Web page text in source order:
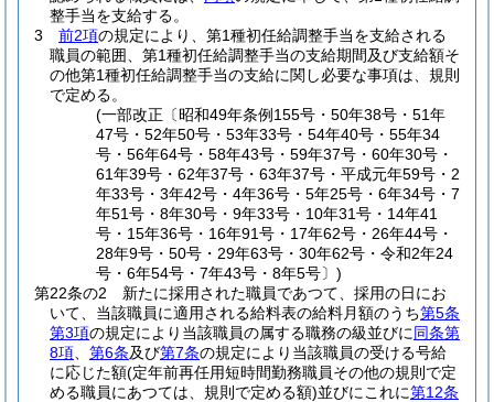
整手当を支給する。
3
前2項の規定により、第1種初任給調整手当を支給される
職員の範囲、第1種初任給調整手当の支給期間及び支給額そ
の他第1種初任給調整手当の支給に関し必要な事項は、規則
で定める。
(一部改正〔昭和49年条例155号・50年38号・51年
47号・52年50号・53年33号・54年40号・55年34
号・56年64号・58年43号・59年37号・60年30号・
61年39号・62年37号・63年37号・平成元年59号・2
年33号・3年42号・4年36号・5年25号・6年34号・7
年51号・8年30号・9年33号・10年31号・14年41
号・15年36号・16年91号・17年62号・26年44号・
28年9号・50号・29年63号・30年62号・令和2年24
号・6年54号・7年43号・8年5号〕)
第22条の2
新たに採用された職員であつて、採用の日にお
いて、当該職員に適用される給料表の給料月額のうち第5条
第3項の規定により当該職員の属する職務の級並びに同条第
8項
第6条及び第7条の規定により当該職員の受ける号給
に応じた額(定年前再任用短時間勤務職員その他の規則で定
める職員にあつては、規則で定める額)並びにこれに第12条